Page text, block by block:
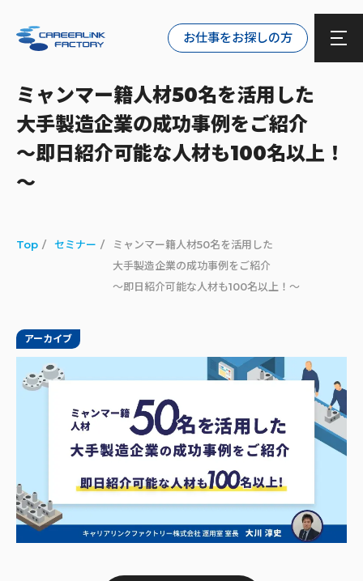
お仕事をお探しの方
ミャンマー籍人材50名を活用した
大手製造企業の成功事例をご紹介
～即日紹介可能な人材も100名以上！
～
Top セミナー
ミャンマー籍人材50名を活用した
大手製造企業の成功事例をご紹介
～即日紹介可能な人材も100名以上！～
アーカイブ